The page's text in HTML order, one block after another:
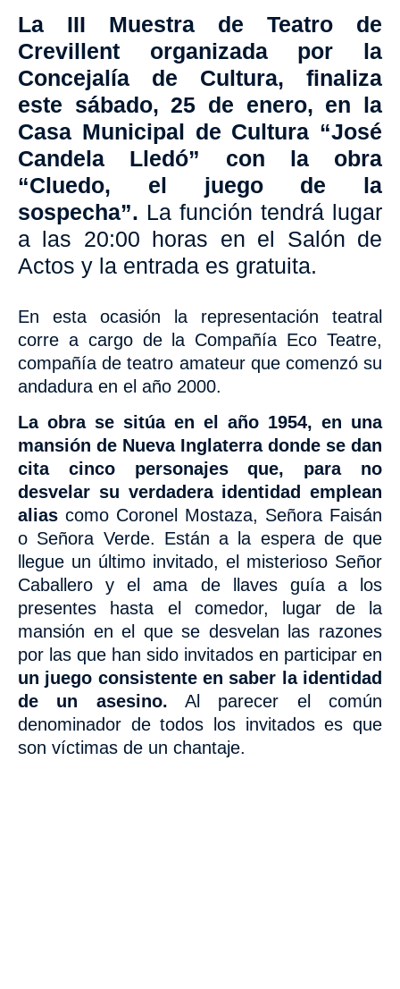
La III Muestra de Teatro de
Crevillent organizada por la
Concejalía de Cultura, finaliza
este sábado, 25 de enero, en la
Casa Municipal de Cultura “José
Candela Lledó” con la obra
“Cluedo, el juego de la
sospecha”. La función tendrá lugar
a las 20:00 horas en el Salón de
Actos y la entrada es gratuita.
En esta ocasión la representación teatral
corre a cargo de la Compañía Eco Teatre,
compañía de teatro amateur que comenzó su
andadura en el año 2000.
La obra se sitúa en el año 1954, en una
mansión de Nueva Inglaterra donde se dan
cita cinco personajes que, para no
desvelar su verdadera identidad emplean
alias como Coronel Mostaza, Señora Faisán
o Señora Verde. Están a la espera de que
llegue un último invitado, el misterioso Señor
Caballero y el ama de llaves guía a los
presentes hasta el comedor, lugar de la
mansión en el que se desvelan las razones
por las que han sido invitados en participar en
un juego consistente en saber la identidad
de un asesino. Al parecer el común
denominador de todos los invitados es que
son víctimas de un chantaje.